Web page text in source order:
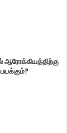
ஆரோக்கியத்திற்கு